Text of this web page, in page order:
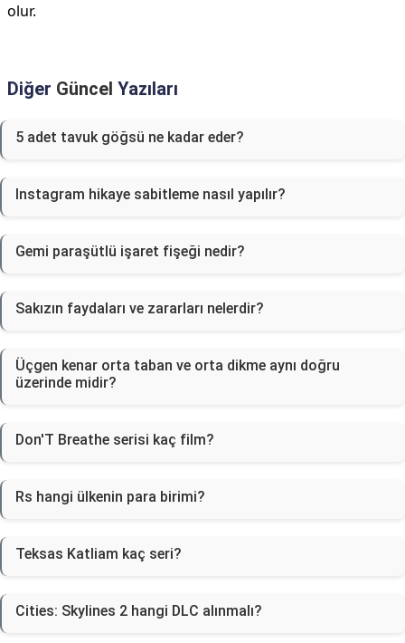
olur.
Diğer Güncel Yazıları
5 adet tavuk göğsü ne kadar eder?
Instagram hikaye sabitleme nasıl yapılır?
Gemi paraşütlü işaret fişeği nedir?
Sakızın faydaları ve zararları nelerdir?
Üçgen kenar orta taban ve orta dikme aynı doğru
üzerinde midir?
Don'T Breathe serisi kaç film?
Rs hangi ülkenin para birimi?
Teksas Katliam kaç seri?
Cities: Skylines 2 hangi DLC alınmalı?